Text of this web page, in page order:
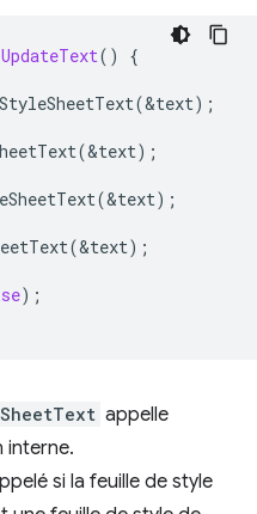
()
{
(&text);
(&text);
(&text);
(&text);
);
appelle
interne.
si la feuille de style